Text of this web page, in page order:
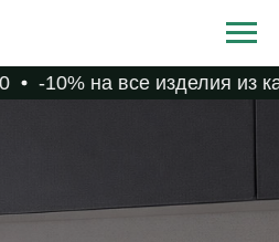
-10% на все изделия из